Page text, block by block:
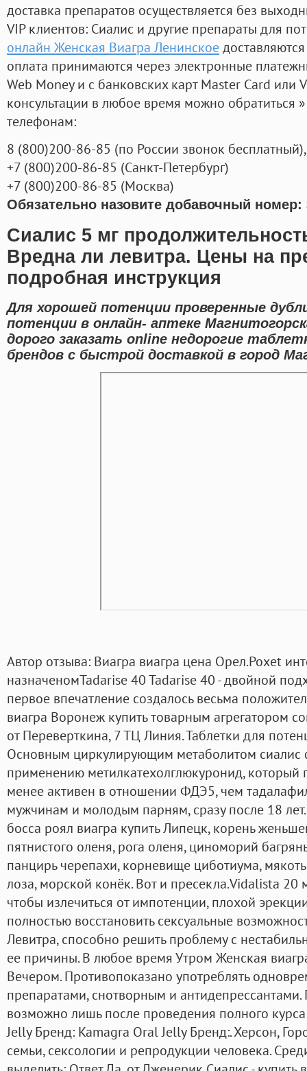
доставка препаратов осуществляется без
VIP клиентов: Сиалис и другие препараты для
онлайн Женская Виагра Ленинское
оплата принимаются через электронные
Web Money и с банковских карт Master Card или
консультации в любое время можно обратиться
телефонам:
8 (800)200-86-85 (по России звонок бесплатный),
+7 (800)200-86-85 (Санкт-Петербург)
+7 (800)200-86-85 (Москва)
Обязательно назовите добавочный номер:
Сиалис 5 мг
Вредна ли левитра. Цены на
подробная инструкция
Для хорошей потенции проверенные
потенции в онлайн- аптеке
дорого заказать online недорогие
брендов с быстрой доставкой в город
Автор отзыва: Виагра виагра цена Орел.Poxet
назначеномTadarise 40 Tadarise 40 - двойной
первое впечатление создалось весьма
виагра Воронеж купить товарным агрегатором
от Переверткина, 7 ТЦ Линия. Таблетки для
Основным циркулирующим метаболитом сиалис
применению метилкатехолглюкуронид, который
менее активен в отношении ФДЭ5, чем
мужчинам и молодым парням, сразу после 18 лет.
босса роял виагра купить Липецк, корень
пятнистого оленя, рога оленя, циноморий
панцирь черепахи, корневище циботиума,
лоза, морской конёк. Вот и пресекла.Vidalista 20
чтобы излечиться от импотенции, плохой
полностью восстановить сексуальные
Левитра, способно решить проблему с
ее причины. В любое время Утром Женская
Вечером. Противопоказано употреблять
препаратами, снотворным и антидепрессантами.
возможно лишь после проведения полного
Jelly Бренд: Kamagra Oral Jelly Бренд:. Херсон,
семьи, сексологии и репродукции человека.